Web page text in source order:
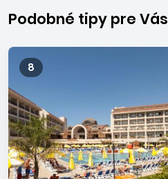
Podobné tipy pre Vás
8